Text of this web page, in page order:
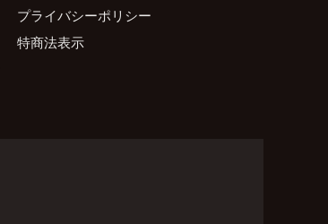
プライバシーポリシー
特商法表示